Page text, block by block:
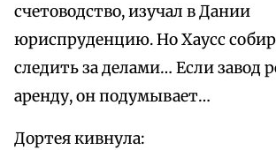
счетоводство, изучал в Дании
юриспруденцию. Но Хаусс
следить за делами… Если завод
аренду, он подумывает…
Дортея кивнула: